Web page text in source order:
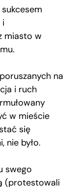
i
miasto w
na
i ruch
w mieście
się
nie było.
swego
(protestowali